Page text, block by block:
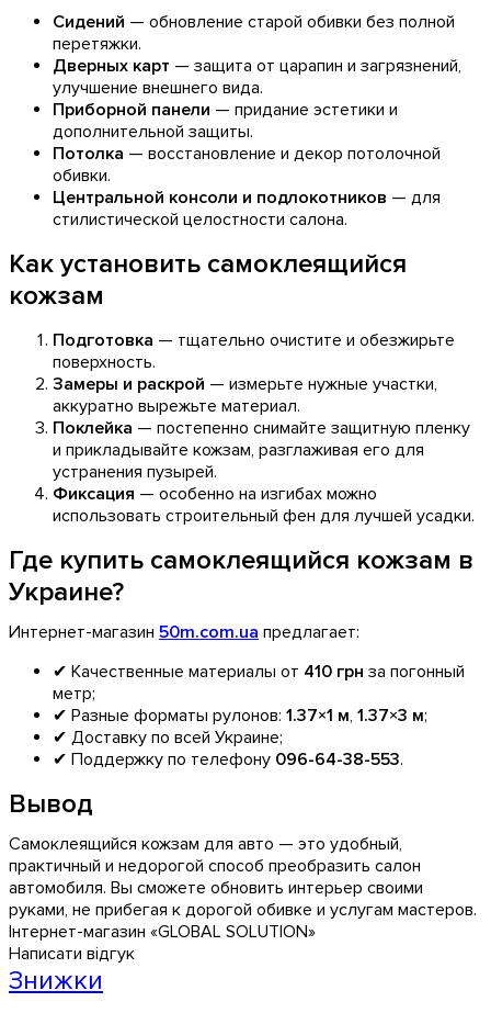
Сидений — обновление старой обивки без полной
перетяжки.
Дверных карт — защита от царапин и загрязнений,
улучшение внешнего вида.
Приборной панели — придание эстетики и
дополнительной защиты.
Потолка — восстановление и декор потолочной
обивки.
Центральной консоли и подлокотников — для
стилистической целостности салона.
Как установить самоклеящийся
кожзам
Подготовка — тщательно очистите и обезжирьте
поверхность.
Замеры и раскрой — измерьте нужные участки,
аккуратно вырежьте материал.
Поклейка — постепенно снимайте защитную пленку
и прикладывайте кожзам, разглаживая его для
устранения пузырей.
Фиксация — особенно на изгибах можно
использовать строительный фен для лучшей усадки.
Где купить самоклеящийся кожзам в
Украине?
Интернет-магазин 50m.com.ua предлагает:
✔ Качественные материалы от 410 грн за погонный
метр;
✔ Разные форматы рулонов: 1.37×1 м, 1.37×3 м;
✔ Доставку по всей Украине;
✔ Поддержку по телефону 096-64-38-553.
Вывод
Самоклеящийся кожзам для авто — это удобный,
практичный и недорогой способ преобразить салон
автомобиля. Вы сможете обновить интерьер своими
руками, не прибегая к дорогой обивке и услугам мастеров.
Інтернет-магазин «GLOBAL SOLUTION»
Написати відгук
Знижки